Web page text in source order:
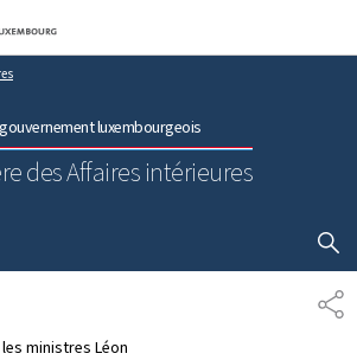
au menu principal
Aller au contenu
luxembourgeois
des Affaires intérieures
ministres Léon